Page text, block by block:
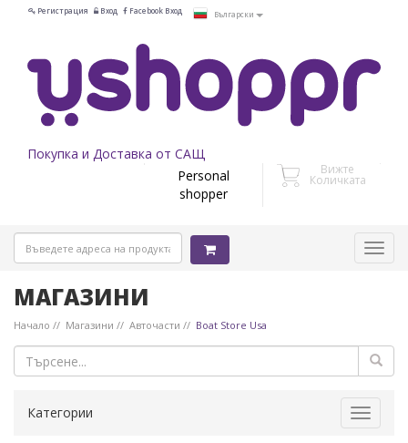
Регистрация Вход Facebook Вход Български
Покупка и Доставка от САЩ
Personal
shopper
Вижте
Количката
МАГАЗИНИ
Начало Магазини Авточасти Boat Store Usa
Toggle
Категории